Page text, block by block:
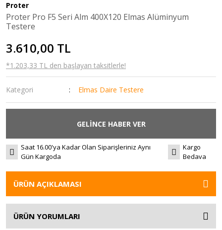
Proter
Proter Pro F5 Seri Alm 400X120 Elmas Alüminyum
Testere
3.610,00 TL
*1.203,33 TL den başlayan taksitlerle!
Kategori Elmas Daire Testere
GELİNCE HABER VER
Saat 16.00'ya Kadar Olan Siparişleriniz Aynı
Gün Kargoda
Kargo
Bedava
ÜRÜN AÇIKLAMASI
ÜRÜN YORUMLARI